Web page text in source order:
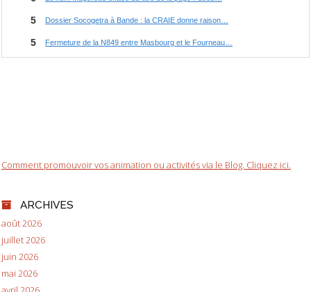
Comment promouvoir vos animation ou activités via le Blog. Cliquez ici.
ARCHIVES
août 2026
juillet 2026
juin 2026
mai 2026